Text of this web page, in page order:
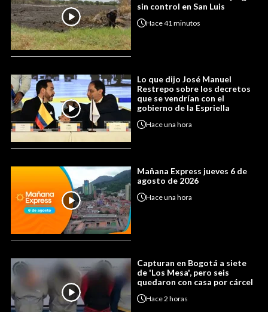
sin control en San Luis
Hace41 minutos
Lo que dijo José Manuel
Restrepo sobre los decretos
que se vendrían con el
gobierno de la Espriella
Haceuna hora
Mañana Express jueves 6 de
agosto de 2026
Haceuna hora
Capturan en Bogotá a siete
de 'Los Mesa', pero seis
quedaron con casa por cárcel
Hace2 horas